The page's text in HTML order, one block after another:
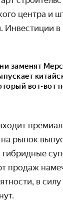
центра и
Инвестиции в
заменят
вот-вот
рынок
гибридные
продаж
в